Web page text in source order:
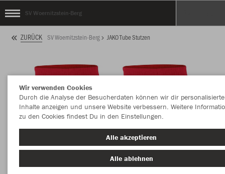
SV Woernitzstein-Berg
ZURÜCK SV Woernitzstein-Berg JAKO Tube Stutzen
Wir verwenden Cookies
Durch die Analyse der Besucherdaten können wir dir personalisierte
Inhalte anzeigen und unsere Website verbessern. Weitere
zu den Cookies findest Du in den Einstellungen.
Alle akzeptieren
Alle ablehnen